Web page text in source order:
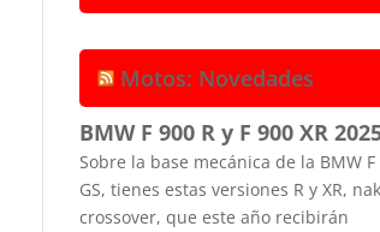
Motos: Novedades
BMW F 900 R y F 900 XR
Sobre la base mecánica de la BMW F
GS, tienes estas versiones R y XR,
crossover, que este año recibirán